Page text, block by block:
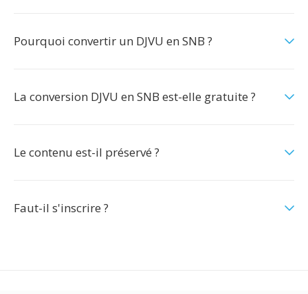
Pourquoi convertir un DJVU en SNB ?
La conversion DJVU en SNB est-elle gratuite ?
Le contenu est-il préservé ?
Faut-il s'inscrire ?